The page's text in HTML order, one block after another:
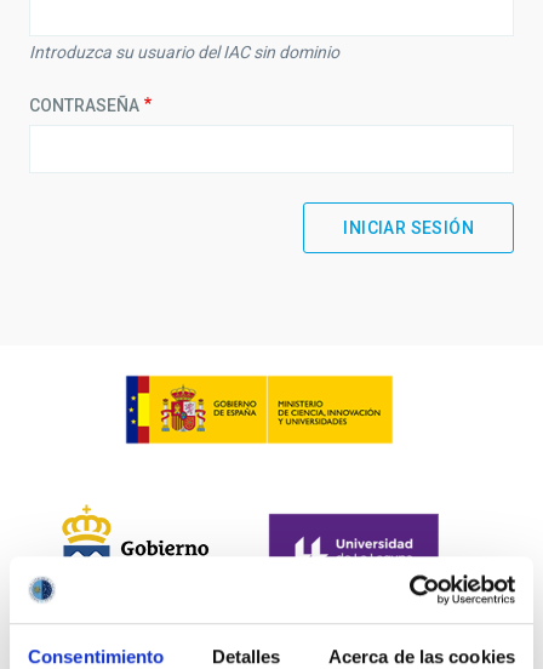
Consentimiento Detalles Acerca de las cookies
Introduzca su usuario del IAC sin dominio
CONTRASEÑA